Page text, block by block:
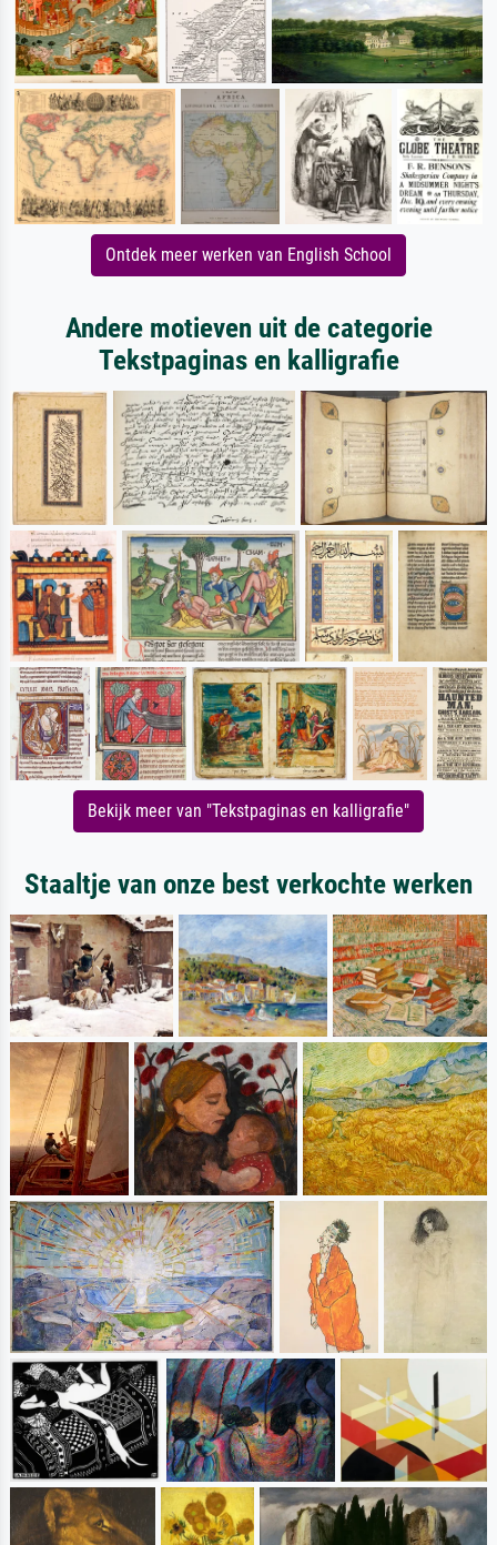
Ontdek meer werken van English School
Andere motieven uit de categorie
Tekstpaginas en kalligrafie
Bekijk meer van "Tekstpaginas en kalligrafie"
Staaltje van onze best verkochte werken